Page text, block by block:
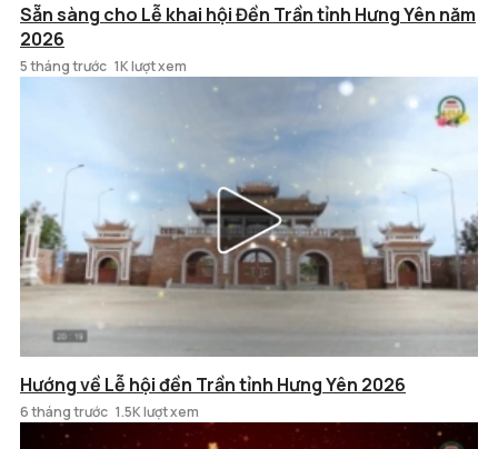
Sẵn sàng cho Lễ khai hội Đền Trần tỉnh Hưng Yên năm
2026
5 tháng trước 1K lượt xem
Hướng về Lễ hội đền Trần tỉnh Hưng Yên 2026
6 tháng trước 1.5K lượt xem